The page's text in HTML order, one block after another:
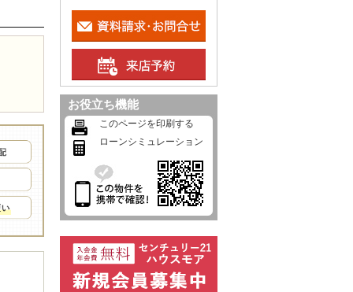
お役立ち機能
このページを印刷する
ローンシミュレーション